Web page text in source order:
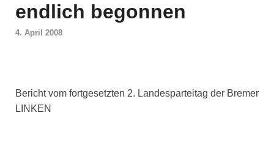
endlich begonnen
4. April 2008
Bericht vom fortgesetzten 2. Landesparteitag der Bremer
LINKEN